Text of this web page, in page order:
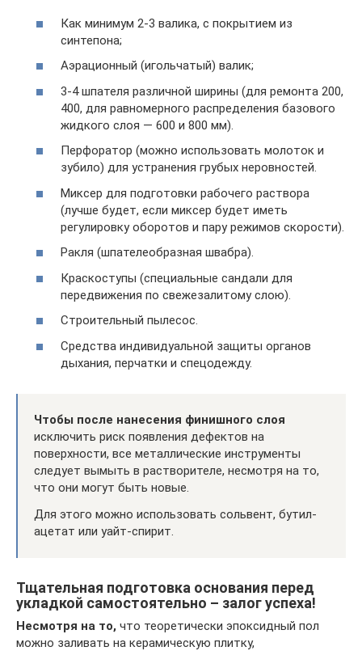
Как минимум 2-3 валика, с покрытием из
синтепона;
Аэрационный (игольчатый) валик;
3-4 шпателя различной ширины (для ремонта 200,
400, для равномерного распределения базового
жидкого слоя — 600 и 800 мм).
Перфоратор (можно использовать молоток и
зубило) для устранения грубых неровностей.
Миксер для подготовки рабочего раствора
(лучше будет, если миксер будет иметь
регулировку оборотов и пару режимов скорости).
Ракля (шпателеобразная швабра).
Краскоступы (специальные сандали для
передвижения по свежезалитому слою).
Строительный пылесос.
Средства индивидуальной защиты органов
дыхания, перчатки и спецодежду.
Чтобы после нанесения финишного слоя
исключить риск появления дефектов на
поверхности, все металлические инструменты
следует вымыть в растворителе, несмотря на то,
что они могут быть новые.
Для этого можно использовать сольвент, бутил-
ацетат или уайт-спирит.
Тщательная подготовка основания перед
укладкой самостоятельно – залог успеха!
Несмотря на то, что теоретически эпоксидный пол
можно заливать на керамическую плитку,